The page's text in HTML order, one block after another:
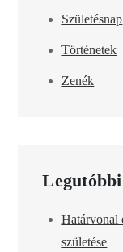
Születésnap
Történetek
Zenék
Határvonal
születése